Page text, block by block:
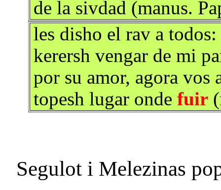
de la sivdad (manus.
les disho el rav a
kerersh vengar de mi
por su amor, agora vos
topesh lugar ondefuir